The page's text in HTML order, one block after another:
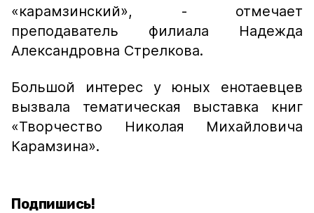
«карамзинский», - отмечает
преподаватель филиала Надежда
Александровна Стрелкова.
Большой интерес у юных енотаевцев
вызвала тематическая выставка книг
«Творчество Николая Михайловича
Карамзина».
Подпишись!